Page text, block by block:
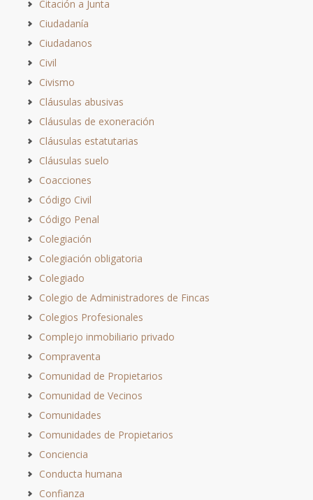
Citación a Junta
Ciudadanía
Ciudadanos
Civil
Civismo
Cláusulas abusivas
Cláusulas de exoneración
Cláusulas estatutarias
Cláusulas suelo
Coacciones
Código Civil
Código Penal
Colegiación
Colegiación obligatoria
Colegiado
Colegio de Administradores de Fincas
Colegios Profesionales
Complejo inmobiliario privado
Compraventa
Comunidad de Propietarios
Comunidad de Vecinos
Comunidades
Comunidades de Propietarios
Conciencia
Conducta humana
Confianza